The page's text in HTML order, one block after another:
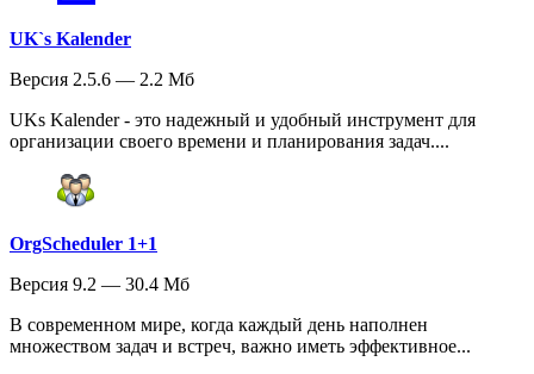
UK`s Kalender
Версия 2.5.6 — 2.2 Мб
UKs Kalender - это надежный и удобный инструмент для
организации своего времени и планирования задач....
OrgScheduler 1+1
Версия 9.2 — 30.4 Мб
В современном мире, когда каждый день наполнен
множеством задач и встреч, важно иметь эффективное...